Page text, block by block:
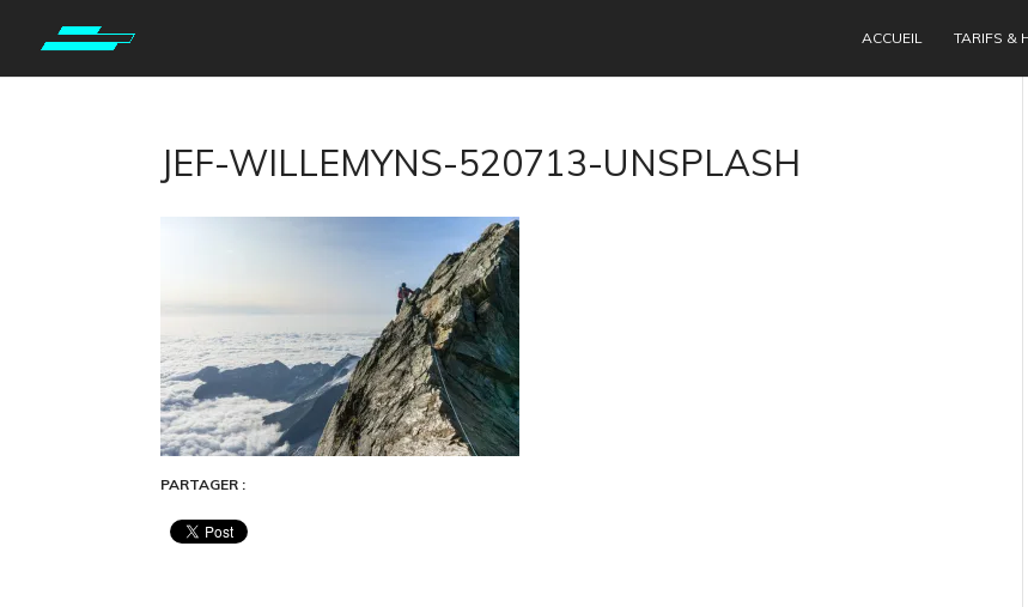
ACCUEIL TARIFS &
JEF-WILLEMYNS-520713-UNSPLASH
PARTAGER :